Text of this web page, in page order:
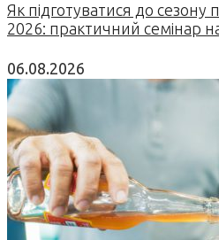
Як підготуватися до
2026: практичний семінар
06.08.2026